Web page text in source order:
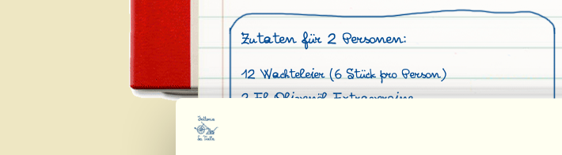
Zutaten für 2 Personen:
12 Wachteleier (6 Stück pro Person)
2 El Olivenöl Extravergine